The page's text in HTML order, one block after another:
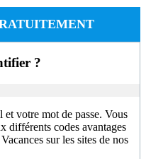
?
votre mot de passe. Vous
différents codes avantages
sur les sites de nos